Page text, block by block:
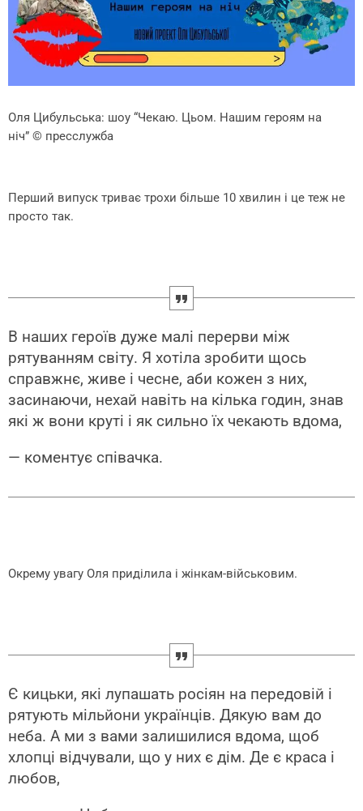
Оля Цибульська: шоу “Чекаю. Цьом. Нашим героям на
ніч” © пресслужба
Перший випуск триває трохи більше 10 хвилин і це теж не
просто так.
В наших героїв дуже малі перерви між
рятуванням світу. Я хотіла зробити щось
справжнє, живе і чесне, аби кожен з них,
засинаючи, нехай навіть на кілька годин, знав
які ж вони круті і як сильно їх чекають вдома,
— коментує співачка.
Окрему увагу Оля приділила і жінкам-військовим.
Є кицьки, які лупашать росіян на передовій і
рятують мільйони українців. Дякую вам до
неба. А ми з вами залишилися вдома, щоб
хлопці відчували, що у них є дім. Де є краса і
любов,